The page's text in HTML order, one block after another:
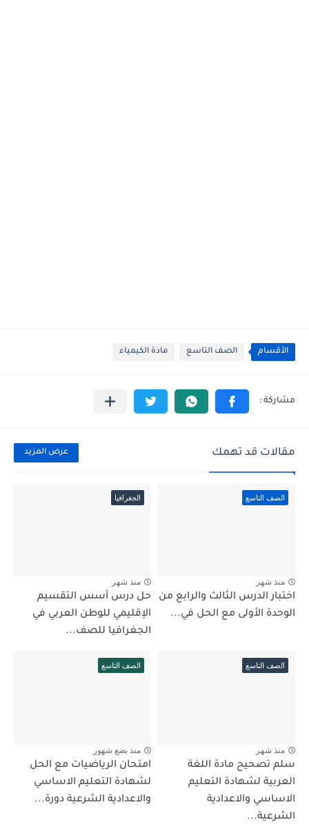
الأقسام الصف التاسع مادة الكيمياء
مقالات قد تهمك عرض المزيد
الصف التاسع
منذ شهر
اختبار الدرس الثالث والرابع من
الوحدة الأولى مع الحل في...
الجغرافيا
منذ شهر
حل درس أسس التقسيم
الإقليمي للوطن العربي في
الجغرافيا للصف...
الصف التاسع
منذ شهر
سلم تصحيح مادة اللغة
العربية لشهادة التعليم
الاساسي والاعدادية
الشرعية...
الصف التاسع
منذ بضع شهور
امتحان الرياضيات مع الحل
لشهادة التعليم الاساسي
والاعدادية الشرعية دورة...